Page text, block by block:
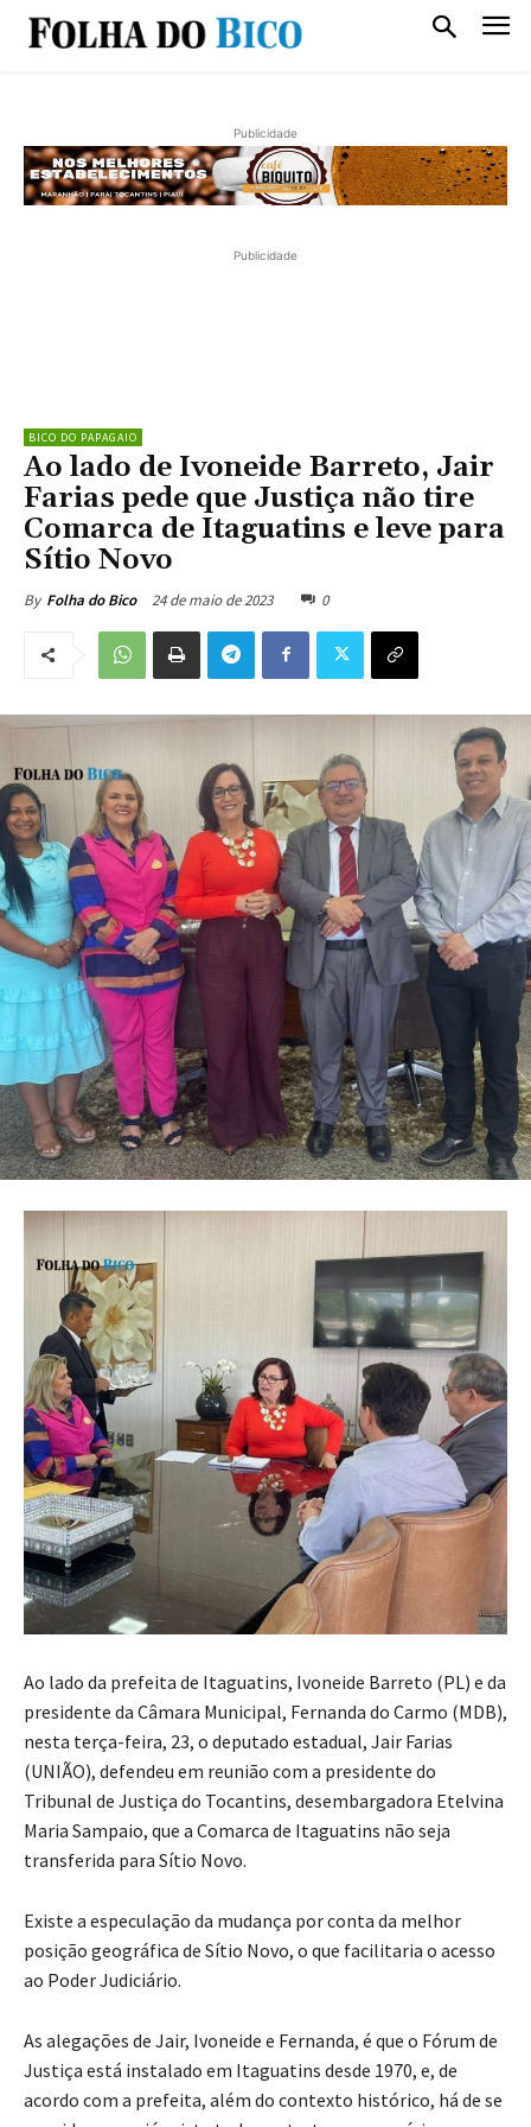
Publicidade
Publicidade
BICO DO PAPAGAIO
Ao lado de Ivoneide Barreto, Jair
Farias pede que Justiça não tire
Comarca de Itaguatins e leve para
Sítio Novo
By Folha do Bico 24 de maio de 2023 0
Ao lado da prefeita de Itaguatins, Ivoneide Barreto (PL) e da
presidente da Câmara Municipal, Fernanda do Carmo (MDB),
nesta terça-feira, 23, o deputado estadual, Jair Farias
(UNIÃO), defendeu em reunião com a presidente do
Tribunal de Justiça do Tocantins, desembargadora Etelvina
Maria Sampaio, que a Comarca de Itaguatins não seja
transferida para Sítio Novo.
Existe a especulação da mudança por conta da melhor
posição geográfica de Sítio Novo, o que facilitaria o acesso
ao Poder Judiciário.
As alegações de Jair, Ivoneide e Fernanda, é que o Fórum de
Justiça está instalado em Itaguatins desde 1970, e, de
acordo com a prefeita, além do contexto histórico, há de se